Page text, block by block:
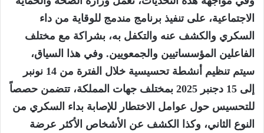
الاجتماعية، على تنفيذ برنامج مندمج للوقاية من داء
السكري والكشف عنه والتكفل به، بشراكة مع مختلف
الفاعلين المؤسساتيين والجمعويين. وفي هذا السياق،
سيتم تنظيم أنشطة تحسيسية خلال الفترة من 14 نونبر
إلى 15 دجنبر 2025 بمختلف جهات المملكة، تتضمن حصصاً
للتحسيس حول عوامل الاختطار للإصابة بداء السكري من
النوع الثاني، وكذا الكشف عن الأشخاص الأكثر عرضة